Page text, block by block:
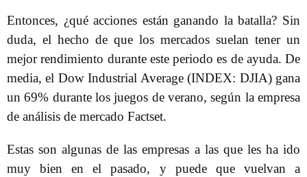
Entonces, ¿qué acciones están ganando la batalla? Sin
duda, el hecho de que los mercados suelan tener un
mejor rendimiento durante este periodo es de ayuda. De
media, el Dow Industrial Average (INDEX: DJIA) gana
un 69% durante los juegos de verano, según la empresa
de análisis de mercado Factset.
Estas son algunas de las empresas a las que les ha ido
muy bien en el pasado, y puede que vuelvan a